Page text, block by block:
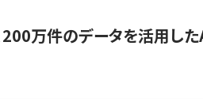
200万件のデータを活用し